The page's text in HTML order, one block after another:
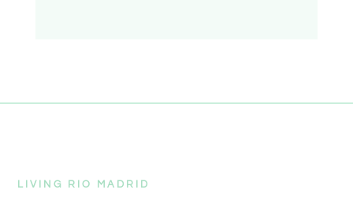
LIVING RIO MADRID